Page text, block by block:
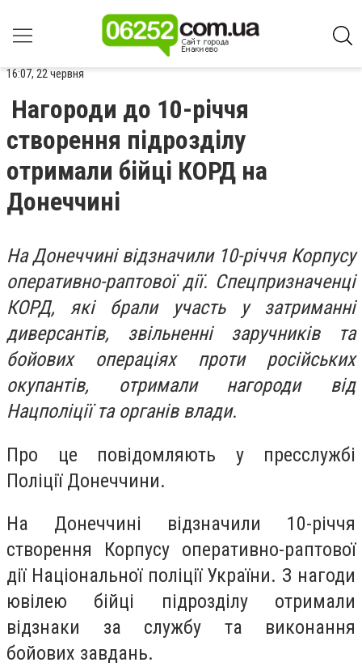
16:07, 22 червня
Нагороди до 10-річчя
створення підрозділу
отримали бійці КОРД на
Донеччині
На Донеччині відзначили 10-річчя Корпусу
оперативно-раптової дії. Спецпризначенці
КОРД, які брали участь у затриманні
диверсантів, звільненні заручників та
бойових операціях проти російських
окупантів, отримали нагороди від
Нацполіції та органів влади.
Про це повідомляють у пресслужбі
Поліції Донеччини.
На Донеччині відзначили 10-річчя
створення Корпусу оперативно-раптової
дії Національної поліції України. З нагоди
ювілею бійці підрозділу отримали
відзнаки за службу та виконання
бойових завдань.